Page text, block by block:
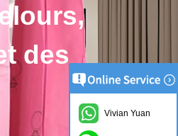
des
Vivian Yuan